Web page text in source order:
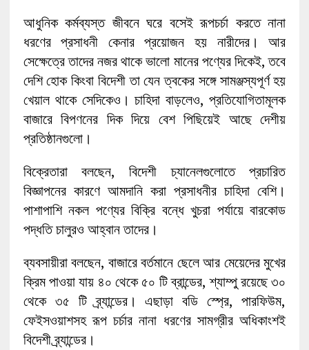
আধুনিক কর্মব্যস্ত জীবনে ঘরে বসেই রূপচর্চা করতে নানা
ধরণের প্রসাধনী কেনার প্রয়োজন হয় নারীদের। আর
সেক্ষেত্রে তাদের নজর থাকে ভালো মানের পণ্যের দিকেই, তবে
দেশি হোক কিংবা বিদেশী তা যেন ত্বকের সঙ্গে সামঞ্জস্যপূর্ণ হয়
খেয়াল থাকে সেদিকেও। চাহিদা বাড়লেও, প্রতিযোগিতামূলক
বাজারে বিপণনের দিক দিয়ে বেশ পিছিয়েই আছে দেশীয়
প্রতিষ্ঠানগুলো।
বিক্রেতারা বলছেন, বিদেশী চ্যানেলগুলোতে প্রচারিত
বিজ্ঞাপনের কারণে আমদানি করা প্রসাধনীর চাহিদা বেশি।
পাশাপাশি নকল পণ্যের বিক্রি বন্ধে খুচরা পর্যায়ে বারকোড
পদ্ধতি চালুরও আহ্বান তাদের।
ব্যবসায়ীরা বলছেন, বাজারে বর্তমানে ছেলে আর মেয়েদের মুখের
ক্রিম পাওয়া যায় ৪০ থেকে ৫০ টি ব্রান্ডের, শ্যাম্পু রয়েছে ৩০
থেকে ৩৫ টি ব্র্যান্ডের। এছাড়া বডি স্প্রে, পারফিউম,
ফেইসওয়াশসহ রূপ চর্চার নানা ধরণের সামগ্রীর অধিকাংশই
বিদেশী ব্র্যান্ডের।